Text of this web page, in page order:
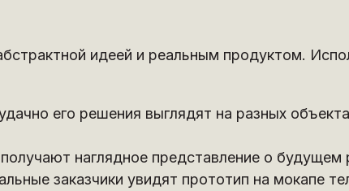
идеей и реальным продуктом.
его решения выглядят на разных
наглядное представление о будущем
заказчики увидят прототип на мокапе